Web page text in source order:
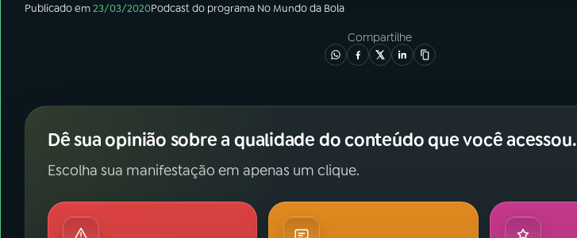
Publicado em23/03/2020Podcastdo programa No Mundo da Bola
Compartilhe
Dê sua opinião sobre a qualidade do conteúdo que você acessou.
Escolha sua manifestação em apenas um clique.